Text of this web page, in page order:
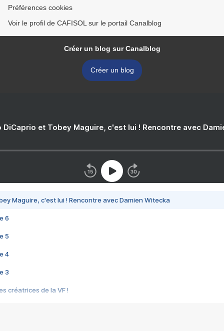
Préférences cookies
Voir le profil de CAFISOL sur le portail Canalblog
Créer un blog sur Canalblog
Créer un blog
DiCaprio et Tobey Maguire, c'est lui ! Rencontre avec
Maguire, c'est lui ! Rencontre avec Damien Witecka
6
5
4
3
créatrices de la VF !